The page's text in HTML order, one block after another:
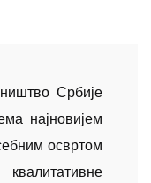
Србије
најновијем
освртом